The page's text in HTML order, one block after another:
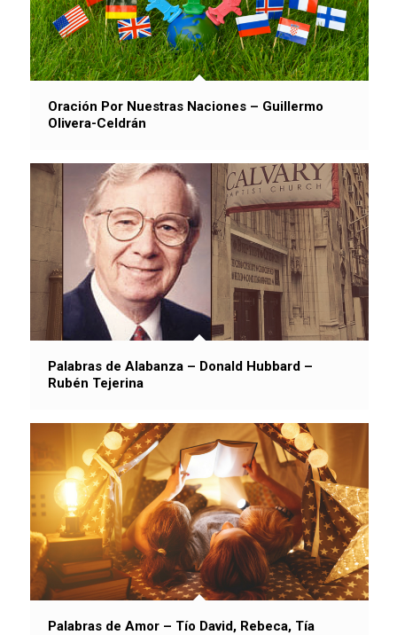
Oración Por Nuestras Naciones – Guillermo
Olivera-Celdrán
Palabras de Alabanza – Donald Hubbard –
Rubén Tejerina
Palabras de Amor – Tío David, Rebeca, Tía